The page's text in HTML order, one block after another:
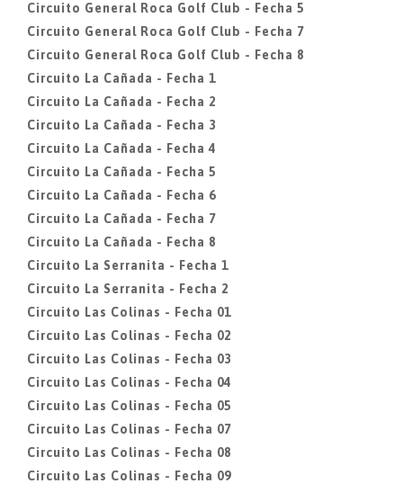
Circuito General Roca Golf Club - Fecha 5
Circuito General Roca Golf Club - Fecha 7
Circuito General Roca Golf Club - Fecha 8
Circuito La Cañada - Fecha 1
Circuito La Cañada - Fecha 2
Circuito La Cañada - Fecha 3
Circuito La Cañada - Fecha 4
Circuito La Cañada - Fecha 5
Circuito La Cañada - Fecha 6
Circuito La Cañada - Fecha 7
Circuito La Cañada - Fecha 8
Circuito La Serranita - Fecha 1
Circuito La Serranita - Fecha 2
Circuito Las Colinas - Fecha 01
Circuito Las Colinas - Fecha 02
Circuito Las Colinas - Fecha 03
Circuito Las Colinas - Fecha 04
Circuito Las Colinas - Fecha 05
Circuito Las Colinas - Fecha 07
Circuito Las Colinas - Fecha 08
Circuito Las Colinas - Fecha 09